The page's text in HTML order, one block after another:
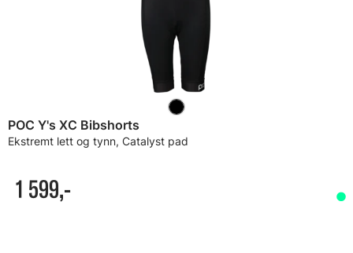
POC Y's XC Bibshorts
Ekstremt lett og tynn, Catalyst pad
1 599,-